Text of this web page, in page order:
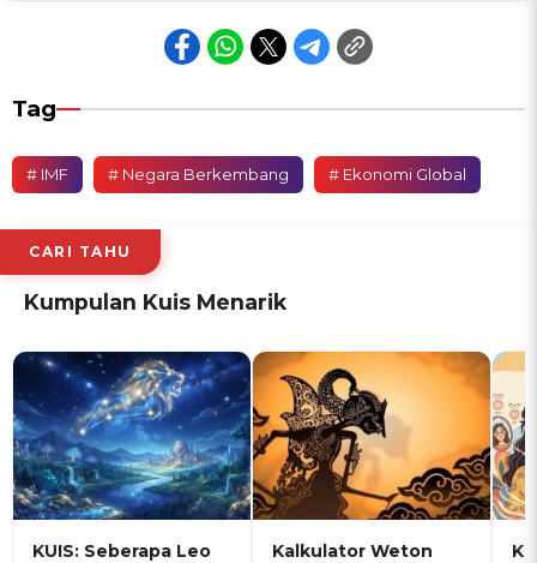
Tag
# IMF # Negara Berkembang # Ekonomi Global
CARI TAHU
Kumpulan Kuis Menarik
KUIS: Seberapa Leo
Kalkulator Weton